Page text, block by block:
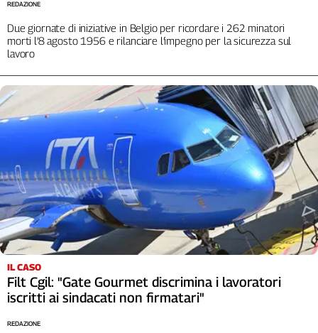
Liguria
Lombardia
Marche
Piemonte
Puglia
Sardegna
Sicilia
Umbria
Valle
D'Aosta
Veneto
Archivio
Storico
1955-
2014
Due giornate di iniziative in Belgio per ricordare i 262 minatori
morti l’8 agosto 1956 e rilanciare l’impegno per la sicurezza sul
lavoro
REDAZIONE
IL CASO
Filt Cgil: "Gate Gourmet discrimina i lavoratori
iscritti ai sindacati non firmatari"
REDAZIONE